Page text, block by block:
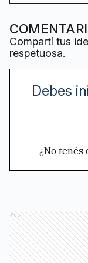
Compartí tus
respetuosa.
Debes
¿No tenés
Ads